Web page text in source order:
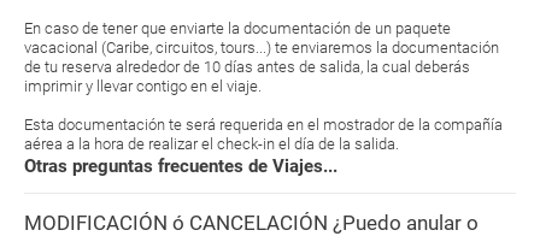
En caso de tener que enviarte la documentación de un paquete
vacacional (Caribe, circuitos, tours...) te enviaremos la documentación
de tu reserva alrededor de 10 días antes de salida, la cual deberás
imprimir y llevar contigo en el viaje.
Esta documentación te será requerida en el mostrador de la compañía
aérea a la hora de realizar el check-in el día de la salida.
Otras preguntas frecuentes de Viajes...
MODIFICACIÓN ó CANCELACIÓN ¿Puedo anular o